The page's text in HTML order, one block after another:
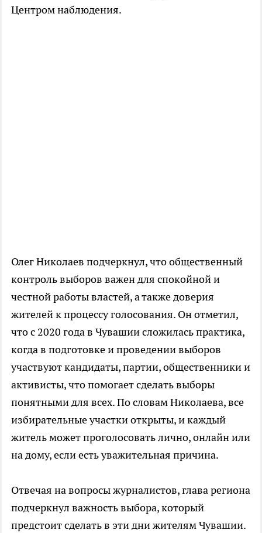
Центром наблюдения.
Олег Николаев подчеркнул, что общественный
контроль выборов важен для спокойной и
честной работы властей, а также доверия
жителей к процессу голосования. Он отметил,
что с 2020 года в Чувашии сложилась практика,
когда в подготовке и проведении выборов
участвуют кандидаты, партии, общественники и
активисты, что помогает сделать выборы
понятными для всех. По словам Николаева, все
избирательные участки открыты, и каждый
житель может проголосовать лично, онлайн или
на дому, если есть уважительная причина.
Отвечая на вопросы журналистов, глава региона
подчеркнул важность выбора, который
предстоит сделать в эти дни жителям Чувашии.